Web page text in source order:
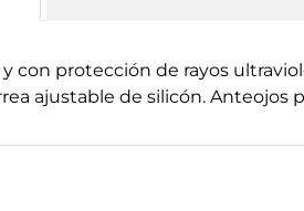
con protección de rayos
ajustable de silicón. Anteojos